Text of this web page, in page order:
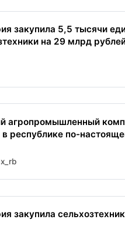
закупила 5,5 тысячи
на 29 млрд
агропромышленный
республике по-
закупила